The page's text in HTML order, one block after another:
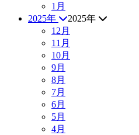
1月
2025年
2025年
12月
11月
10月
9月
8月
7月
6月
5月
4月